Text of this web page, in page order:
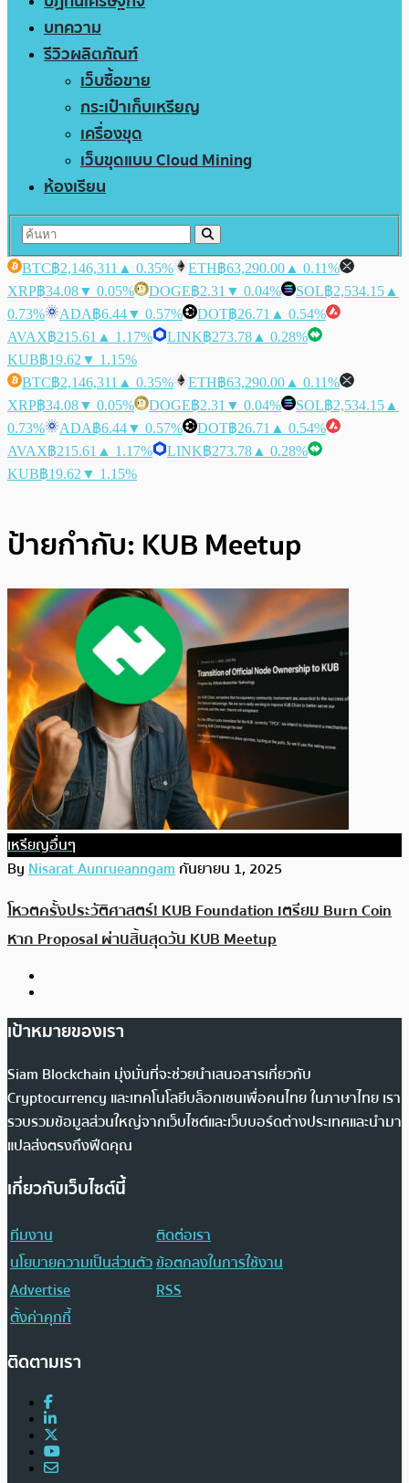
บทความ
รีวิวผลิตภัณฑ์
เว็บซื้อขาย
กระเป๋าเก็บเหรียญ
เครื่องขุด
เว็บขุดแบบ Cloud Mining
ห้องเรียน
BTC฿2,146,311 ▲ 0.35% ETH฿63,290.00 ▲ 0.11%
XRP฿34.08▼ 0.05% DOGE฿2.31 ▼ 0.04% SOL฿2,534.15 ▲
0.73%
ADA฿6.44▼ 0.57% DOT฿26.71 ▲ 0.54%
AVAX฿215.61 ▲ 1.17% LINK฿273.78 ▲ 0.28%
KUB฿19.62 ▼ 1.15%
BTC฿2,146,311 ▲ 0.35% ETH฿63,290.00 ▲ 0.11%
XRP฿34.08▼ 0.05% DOGE฿2.31 ▼ 0.04% SOL฿2,534.15 ▲
0.73%
ADA฿6.44▼ 0.57% DOT฿26.71 ▲ 0.54%
AVAX฿215.61 ▲ 1.17% LINK฿273.78 ▲ 0.28%
KUB฿19.62 ▼ 1.15%
ป้ายกำกับ: KUB Meetup
เหรียญอื่นๆ
ByNisarat Aunrueanngamกันยายน 1, 2025
โหวตครั้งประวัติศาสตร์! KUB Foundation เตรียม Burn Coin
หาก Proposal ผ่านสิ้นสุดวัน KUB Meetup
เป้าหมายของเรา
Siam Blockchain มุ่งมั่นที่จะช่วยนำเสนอสารเกี่ยวกับ
Cryptocurrency และเทคโนโลยีบล็อกเชนเพื่อคนไทย ในภาษาไทย เรา
รวบรวมข้อมูลส่วนใหญ่จากเว็บไซต์และเว็บบอร์ดต่างประเทศและนำมา
แปลส่งตรงถึงฟีดคุณ
เกี่ยวกับเว็บไซต์นี้
ทีมงาน
ติดต่อเรา
นโยบายความเป็นส่วนตัวข้อตกลงในการใช้งาน
Advertise
RSS
ตั้งค่าคุกกี้
ติดตามเรา